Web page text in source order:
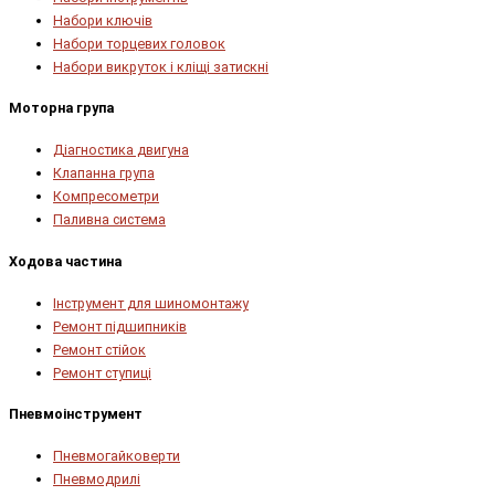
Набори ключів
Набори торцевих головок
Набори викруток і кліщі затискні
Моторна група
Діагностика двигуна
Клапанна група
Компресометри
Паливна система
Ходова частина
Інструмент для шиномонтажу
Ремонт підшипників
Ремонт стійок
Ремонт ступиці
Пневмоінструмент
Пневмогайковерти
Пневмодрилі